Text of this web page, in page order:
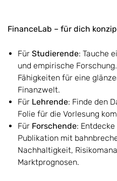
FinanceLab – für dich
Für Studierende: Tauche
und empirische
Fähigkeiten für eine
Finanzwelt.
Für Lehrende: Finde den
Folie für die Vorlesung
Für Forschende:
Publikation mit
Nachhaltigkeit,
Marktprognosen.